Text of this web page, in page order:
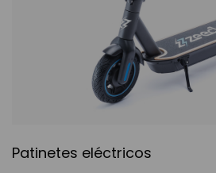
Patinetes eléctricos